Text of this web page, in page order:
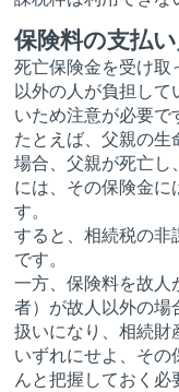
保険料の支払
死亡保険金を受け取
以外の人が負担し
いため注意が必要で
たとえば、父親の
場合、父親が死亡し
には、その保険金に
す。
すると、相続税の
です。
一方、保険料を故
者）が故人以外の場
扱いになり、相続財
いずれにせよ、そ
んと把握しておく必